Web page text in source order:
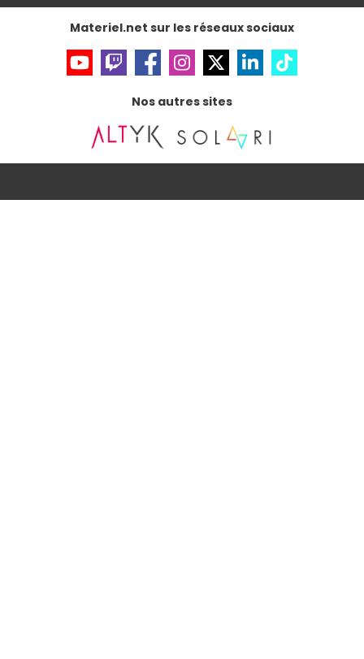
Accessibilité : non conforme
Materiel.net sur les réseaux sociaux
Nos autres sites